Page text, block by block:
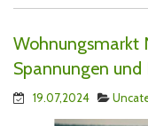
Wohnungsmarkt
Spannungen und
19.07,2024